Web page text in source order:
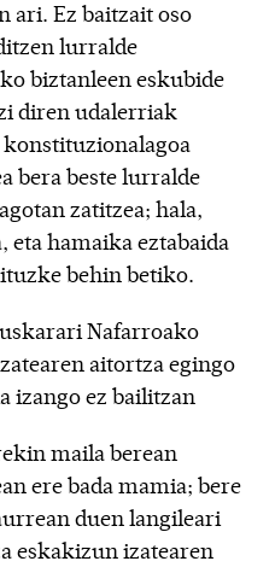
ari. Ez baitzait oso
lurralde
biztanleen eskubide
diren udalerriak
bera beste lurralde
zatitzea; hala,
hamaika eztabaida
behin betiko.
Nafarroako
aitortza egingo
izango ez bailitzan
maila berean
ere bada mamia; bere
duen langileari
eskakizun izatearen